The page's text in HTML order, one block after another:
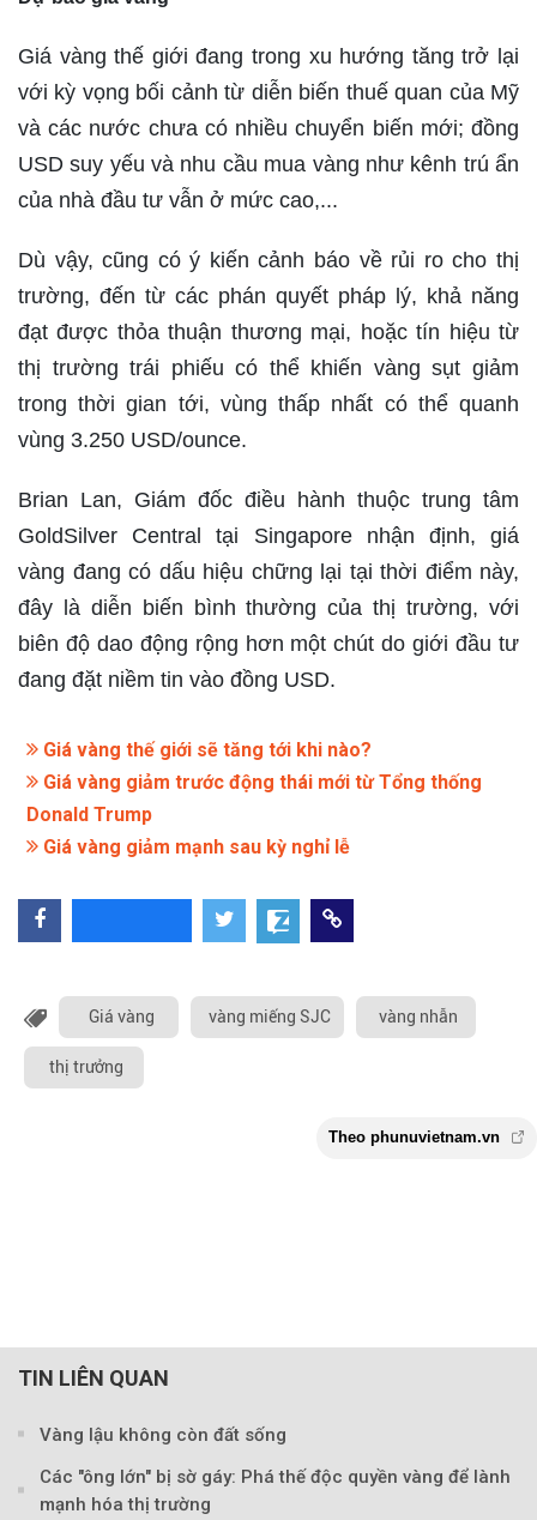
Giá vàng thế giới đang trong xu hướng tăng trở lại
với kỳ vọng bối cảnh từ diễn biến thuế quan của Mỹ
và các nước chưa có nhiều chuyển biến mới; đồng
USD suy yếu và nhu cầu mua vàng như kênh trú ẩn
của nhà đầu tư vẫn ở mức cao,...
Dù vậy, cũng có ý kiến cảnh báo về rủi ro cho thị
trường, đến từ các phán quyết pháp lý, khả năng
đạt được thỏa thuận thương mại, hoặc tín hiệu từ
thị trường trái phiếu có thể khiến vàng sụt giảm
trong thời gian tới, vùng thấp nhất có thể quanh
vùng 3.250 USD/ounce.
Brian Lan, Giám đốc điều hành thuộc trung tâm
GoldSilver Central tại Singapore nhận định, giá
vàng đang có dấu hiệu chững lại tại thời điểm này,
đây là diễn biến bình thường của thị trường, với
biên độ dao động rộng hơn một chút do giới đầu tư
đang đặt niềm tin vào đồng USD.
Giá vàng thế giới sẽ tăng tới khi nào?
Giá vàng giảm trước động thái mới từ Tổng thống
Donald Trump
Giá vàng giảm mạnh sau kỳ nghỉ lễ
Giá vàng vàng miếng SJC vàng nhẫn
thị trưởng
TIN LIÊN QUAN
Vàng lậu không còn đất sống
Các "ông lớn" bị sờ gáy: Phá thế độc quyền vàng để lành
mạnh hóa thị trường